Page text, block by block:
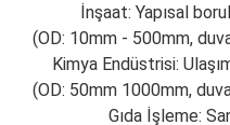
İnşaat: Yapısal
(OD: 10mm - 500mm,
Kimya Endüstrisi:
(OD: 50mm 1000mm,
Gıda İşleme: